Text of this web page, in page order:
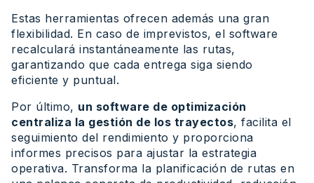
Estas herramientas ofrecen además una gran
flexibilidad. En caso de imprevistos, el software
recalculará instantáneamente las rutas,
garantizando que cada entrega siga siendo
eficiente y puntual.
Por último, un software de optimización
centraliza la gestión de los trayectos, facilita el
seguimiento del rendimiento y proporciona
informes precisos para ajustar la estrategia
operativa. Transforma la planificación de rutas en